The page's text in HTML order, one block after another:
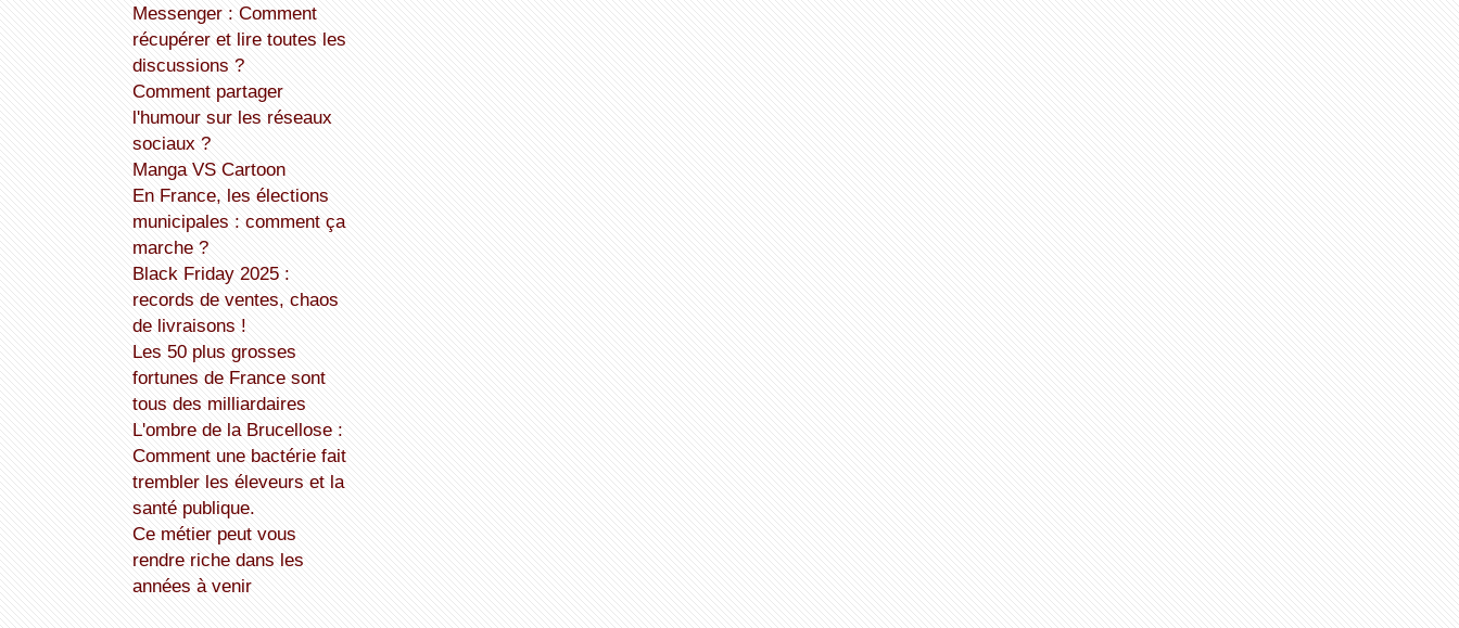
Messenger : Comment
récupérer et lire toutes les
discussions ?
Comment partager
l'humour sur les réseaux
sociaux ?
Manga VS Cartoon
En France, les élections
municipales : comment ça
marche ?
Black Friday 2025 :
records de ventes, chaos
de livraisons !
Les 50 plus grosses
fortunes de France sont
tous des milliardaires
L'ombre de la Brucellose :
Comment une bactérie fait
trembler les éleveurs et la
santé publique.
Ce métier peut vous
rendre riche dans les
années à venir